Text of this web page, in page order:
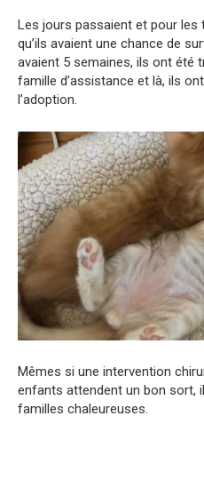
Les jours passaient et pour
qu’ils avaient une chance de
avaient 5 semaines, ils ont été
famille d’assistance et là, ils
l’adoption.
Mêmes si une intervention
enfants attendent un bon sort,
familles chaleureuses.